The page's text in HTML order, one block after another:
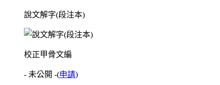
說文解字(段注本)
校正甲骨文編
- 未公開 -(申請)